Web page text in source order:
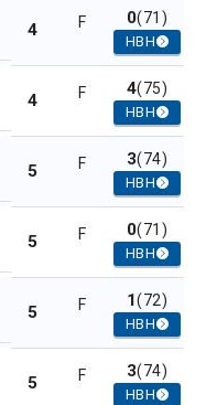
4 F 0(71)
HBH
4 F 4(75)
HBH
5 F 3(74)
HBH
5 F 0(71)
HBH
5 F 1(72)
HBH
5 F 3(74)
HBH